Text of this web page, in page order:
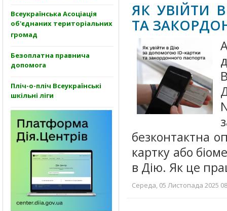
Всеукраїнська Асоціація
об'єднаних територіальних
громад
Безоплатна правнича
допомога
Пліч-о-пліч Всеукраїнські
шкільні ліги
ЯК УВІЙТИ
ТА
безконтактна
картку або
в Дію. Як це
Середа, 05 Листопада 2025